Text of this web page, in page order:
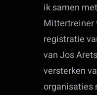
ik samen
Mittertreiner
registratie
van Jos
versterken
organisaties